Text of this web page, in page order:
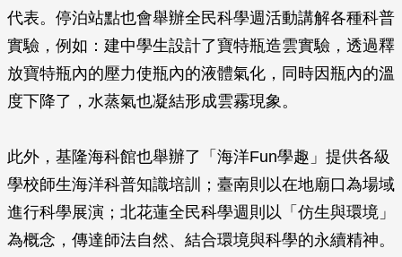
代表。停泊站點也會舉辦全民科學週活動講解各種科普
實驗，例如：建中學生設計了寶特瓶造雲實驗，透過釋
放寶特瓶內的壓力使瓶內的液體氣化，同時因瓶內的溫
度下降了，水蒸氣也凝結形成雲霧現象。
此外，基隆海科館也舉辦了「海洋Fun學趣」提供各級
學校師生海洋科普知識培訓；臺南則以在地廟口為場域
進行科學展演；北花蓮全民科學週則以「仿生與環境」
為概念，傳達師法自然、結合環境與科學的永續精神。